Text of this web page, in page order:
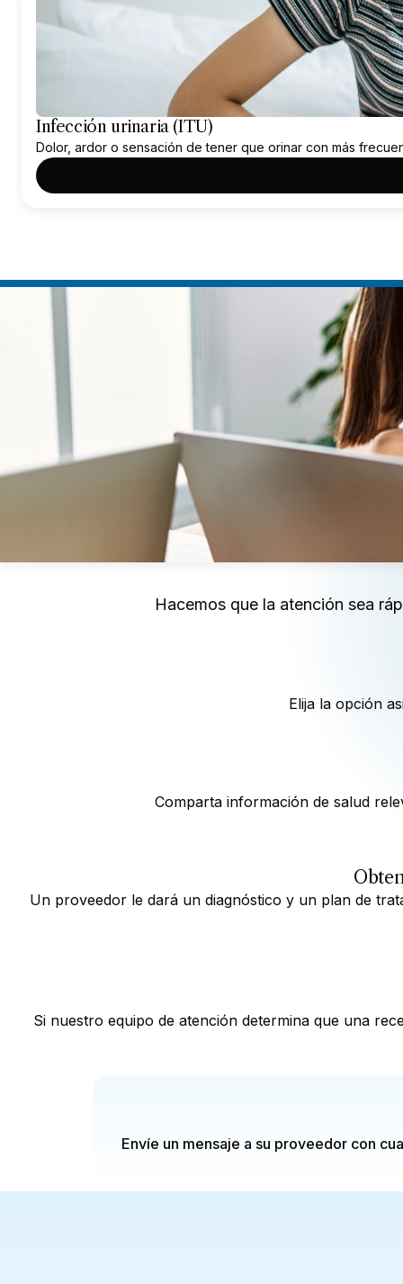
Infección urinaria (ITU)
Dolor, ardor o sensación de tener que orinar con más
Hacemos que la atención sea
Elija la opción
Comparta información de salud
Un proveedor le dará un diagnóstico y un plan de
Si nuestro equipo de atención determina que una
Envíe un mensaje a su proveedor con